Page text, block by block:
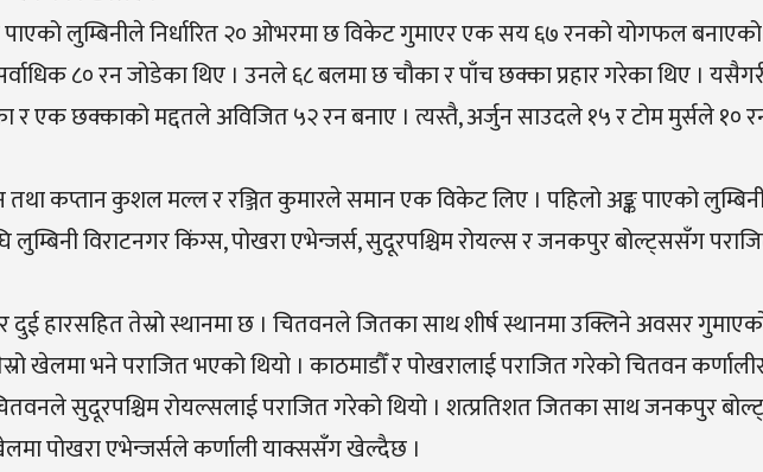
पाएको लुम्बिनीले निर्धारित २० ओभरमा छ विकेट गुमाएर एक सय ६७ रनको योगफल
८० रन जोडेका थिए । उनले ६८ बलमा छ चौका र पाँच छक्का प्रहार गरेका थिए ।
एक छक्काको मद्दतले अविजित ५२ रन बनाए । त्यस्तै, अर्जुन साउदले १५ र टोम मुर्सले १०
कप्तान कुशल मल्ल र रञ्जित कुमारले समान एक विकेट लिए । पहिलो अङ्क पाएको
विराटनगर किंग्स, पोखरा एभेन्जर्स, सुदूरपश्चिम रोयल्स र जनकपुर बोल्ट्ससँग
हारसहित तेस्रो स्थानमा छ । चितवनले जितका साथ शीर्ष स्थानमा उक्लिने अवसर
भने पराजित भएको थियो । काठमाडौँ र पोखरालाई पराजित गरेको चितवन
सुदूरपश्चिम रोयल्सलाई पराजित गरेको थियो । शत्प्रतिशत जितका साथ जनकपुर
पोखरा एभेन्जर्सले कर्णाली याक्ससँग खेल्दैछ ।